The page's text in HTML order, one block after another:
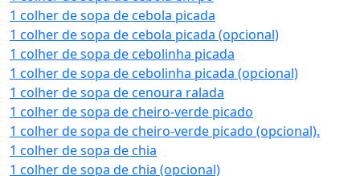
1 colher de sopa de cebola picada
1 colher de sopa de cebola picada (opcional)
1 colher de sopa de cebolinha picada
1 colher de sopa de cebolinha picada (opcional)
1 colher de sopa de cenoura ralada
1 colher de sopa de cheiro-verde picado
1 colher de sopa de cheiro-verde picado (opcional).
1 colher de sopa de chia
1 colher de sopa de chia (opcional)